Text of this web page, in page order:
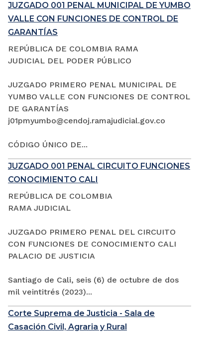
JUZGADO 001 PENAL MUNICIPAL DE YUMBO
VALLE CON FUNCIONES DE CONTROL DE
GARANTÍAS
REPÚBLICA DE COLOMBIA RAMA
JUDICIAL DEL PODER PÚBLICO
JUZGADO PRIMERO PENAL MUNICIPAL DE
YUMBO VALLE CON FUNCIONES DE CONTROL
DE GARANTÍAS
j01pmyumbo@cendoj.ramajudicial.gov.co
CÓDIGO ÚNICO DE...
JUZGADO 001 PENAL CIRCUITO FUNCIONES
CONOCIMIENTO CALI
REPÚBLICA DE COLOMBIA
RAMA JUDICIAL
JUZGADO PRIMERO PENAL DEL CIRCUITO
CON FUNCIONES DE CONOCIMIENTO CALI
PALACIO DE JUSTICIA
Santiago de Cali, seis (6) de octubre de dos
mil veintitrés (2023)...
Corte Suprema de Justicia - Sala de
Casación Civil, Agraria y Rural